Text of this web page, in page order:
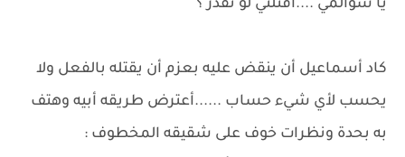
يا سوالمي ....اقتلني لو تقدر ؟
كاد أسماعيل أن ينقض عليه بعزم أن يقتله بالفعل ولا
يحسب لأي شيء حساب ......أعترض طريقه أبيه وهتف
به بحدة ونظرات خوف على شقيقه المخطوف :